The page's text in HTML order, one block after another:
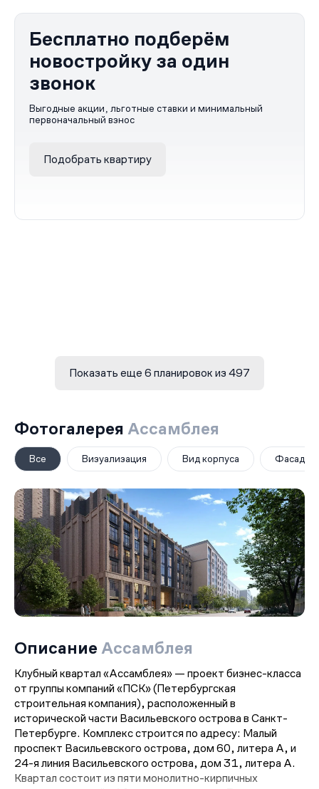
Бесплатно подберём
новостройку за один
звонок
Выгодные акции, льготные ставки и минимальный
первоначальный взнос
Подобрать квартиру
Показать еще 6 планировок из 497
Фотогалерея Ассамблея
Все Визуализация Вид корпуса Фасад
Описание Ассамблея
Клубный квартал «Ассамблея» — проект бизнес-класса
от группы компаний «ПСК» (Петербургская
строительная компания), расположенный в
исторической части Васильевского острова в Санкт-
Петербурге. Комплекс строится по адресу: Малый
проспект Васильевского острова, дом 60, литера А, и
24-я линия Васильевского острова, дом 31, литера А.
Квартал состоит из пяти монолитно-кирпичных